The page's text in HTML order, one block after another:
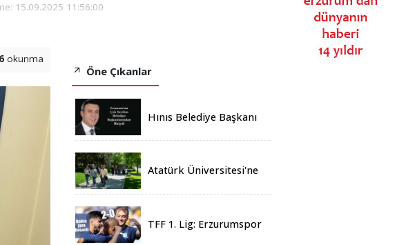
15.09.2025 11:56:00
okunma
Öne Çıkanlar
Hınıs Belediye Başkanı
Atatürk Üniversitesi'ne
Üniversiteden Öğrenci
TFF 1. Lig: Erzurumspor